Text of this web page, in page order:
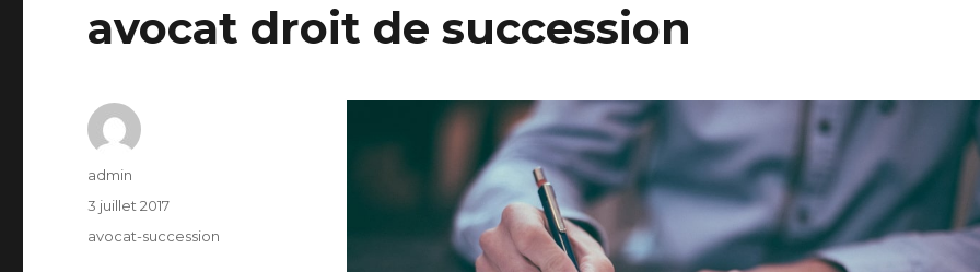
avocat droit de succession
Auteur
admin
Publié
3 juillet 2017
Catégories
avocat-succession